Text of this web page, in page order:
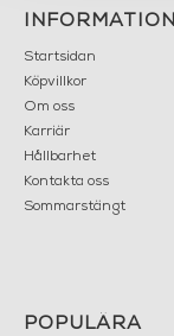
INFORMATION
Startsidan
Köpvillkor
Om oss
Karriär
Hållbarhet
Kontakta oss
Sommarstängt
POPULÄRA